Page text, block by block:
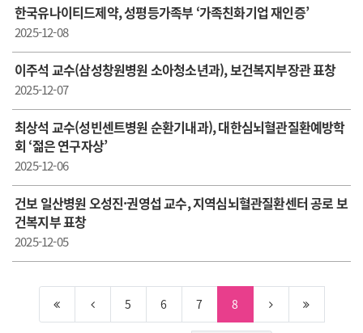
한국유나이티드제약, 성평등가족부 ‘가족친화기업 재인증’
2025-12-08
이주석 교수(삼성창원병원 소아청소년과), 보건복지부장관 표창
2025-12-07
최상석 교수(성빈센트병원 순환기내과), 대한심뇌혈관질환예방학
회 ‘젊은 연구자상’
2025-12-06
건보 일산병원 오성진·권영섭 교수, 지역심뇌혈관질환센터 공로 보
건복지부 표창
2025-12-05
5 6 7 8